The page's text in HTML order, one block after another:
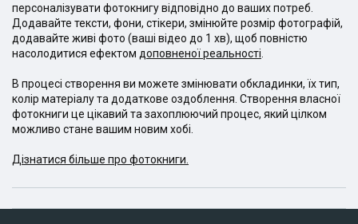
персоналізувати фотокнигу відповідно до ваших потреб.
Додавайте тексти, фони, стікери, змінюйте розмір фотографій,
додавайте живі фото (ваші відео до 1 хв), щоб повністю
насолодитися ефектом доповненої реальності
В процесі створення ви можете змінювати обкладинки, їх тип,
колір матеріалу та додаткове оздоблення. Створення власної
фотокниги це цікавий та захоплюючий процес, який цілком
можливо стане вашим новим хобі.
Дізнатися більше про фотокниги.